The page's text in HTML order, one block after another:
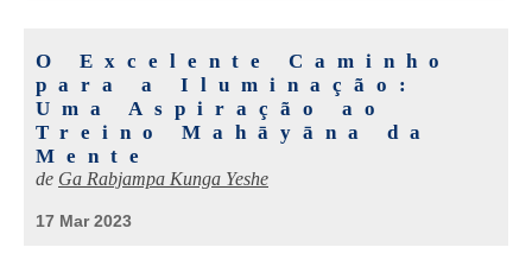
O Excelente Caminho
para a Iluminação:
Uma Aspiração ao
Treino Mahāyāna da
Mente
de Ga Rabjampa Kunga Yeshe
17 Mar 2023